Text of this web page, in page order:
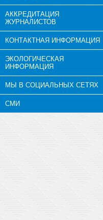
АККРЕДИТАЦИЯ
ЖУРНАЛИСТОВ
КОНТАКТНАЯ ИНФОРМАЦИЯ
ЭКОЛОГИЧЕСКАЯ
ИНФОРМАЦИЯ
МЫ В СОЦИАЛЬНЫХ СЕТЯХ
СМИ